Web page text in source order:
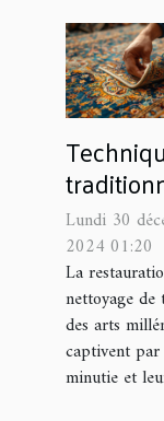
pour la
le
tapis
Lundi 30
2024 01:20
La
nettoyage
des arts
captivent
minutie et